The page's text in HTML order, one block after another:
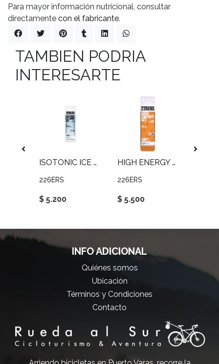
Para mayor información nutricional, consultar
directamente con el fabricante.
TAMBIEN PODRIA
INTERESARTE
ISOTONIC ICE MINT GEL
226ERS
$ 5.200
HIGH ENERGY GEL 76G
226ERS
$ 5.500
INFO ADICIONAL
Quiénes somos
Ubicación
Términos y Condiciones
Contacto